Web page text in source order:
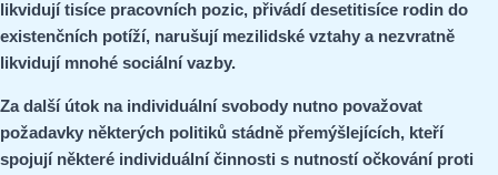
likvidují tisíce pracovních pozic, přivádí desetitisíce rodin do
existenčních potíží, narušují mezilidské vztahy a nezvratně
likvidují mnohé sociální vazby.
Za další útok na individuální svobody nutno považovat
požadavky některých politiků stádně přemýšlejících, kteří
spojují některé individuální činnosti s nutností očkování proti